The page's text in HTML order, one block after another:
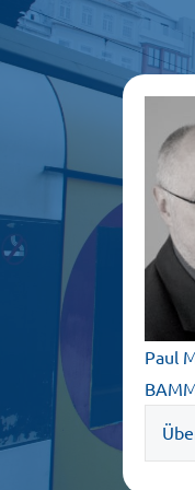
Paul